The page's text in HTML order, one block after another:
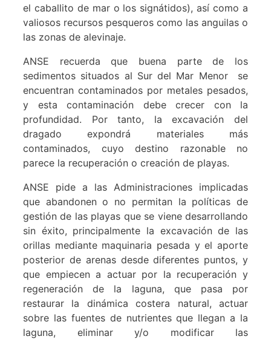
el caballito de mar o los signátidos), así como a
valiosos recursos pesqueros como las anguilas o
las zonas de alevinaje.
ANSE recuerda que buena parte de los
sedimentos situados al Sur del Mar Menor se
encuentran contaminados por metales pesados,
y esta contaminación debe crecer con la
profundidad. Por tanto, la excavación del
dragado expondrá materiales más
contaminados, cuyo destino razonable no
parece la recuperación o creación de playas.
ANSE pide a las Administraciones implicadas
que abandonen o no permitan la políticas de
gestión de las playas que se viene desarrollando
sin éxito, principalmente la excavación de las
orillas mediante maquinaria pesada y el aporte
posterior de arenas desde diferentes puntos, y
que empiecen a actuar por la recuperación y
regeneración de la laguna, que pasa por
restaurar la dinámica costera natural, actuar
sobre las fuentes de nutrientes que llegan a la
laguna, eliminar y/o modificar las